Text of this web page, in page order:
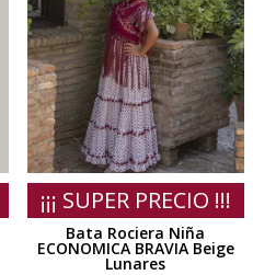
99,95 €
¡¡¡ SUPER PRECIO !!!
Bata Rociera Niña
ECONOMICA BRAVIA Beige
Lunares